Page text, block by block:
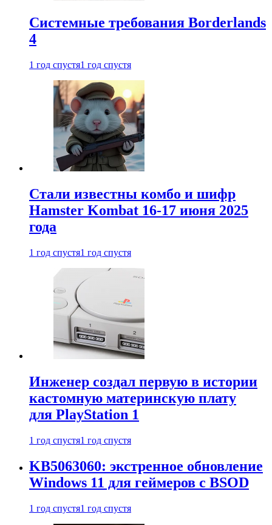
Системные требования Borderlands
4
1 год спустя1 год спустя
Стали известны комбо и шифр
Hamster Kombat 16-17 июня 2025
года
1 год спустя1 год спустя
Инженер создал первую в истории
кастомную материнскую плату
для PlayStation 1
1 год спустя1 год спустя
KB5063060: экстренное обновление
Windows 11 для геймеров с BSOD
1 год спустя1 год спустя